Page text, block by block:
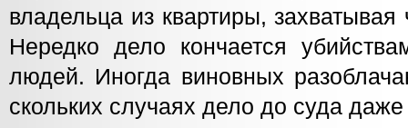
владельца из квартиры,
Нередко дело кончается
людей. Иногда виновных
скольких случаях дело до суда